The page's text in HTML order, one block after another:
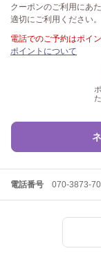
クーポンのご利用にあ
適切にご利用ください。
電話でのご予約はポイ
ポイントについて
電話番号 070-3873-